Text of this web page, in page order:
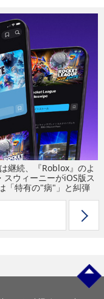
継続、『Roblox』のよ
ウィーニーがiOS版ス
「特有の"病"」と糾弾